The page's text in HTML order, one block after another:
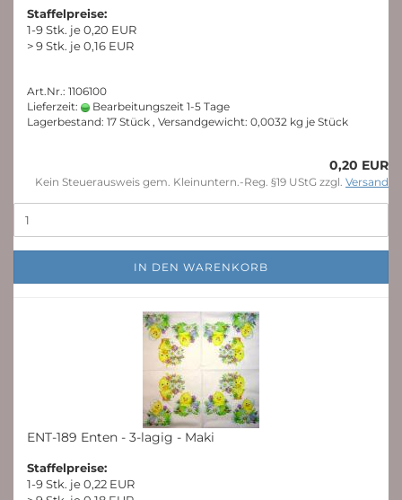
Staffelpreise:
1-9 Stk. je 0,20 EUR
> 9 Stk. je 0,16 EUR
Art.Nr.: 1106100
Lieferzeit:
Bearbeitungszeit 1-5 Tage
Lagerbestand: 17 Stück , Versandgewicht: 0,0032 kg je Stück
0,20 EUR
Kein Steuerausweis gem. Kleinuntern.-Reg. §19 UStG zzgl. Versand
IN DEN WARENKORB
ENT-189 Enten - 3-lagig - Maki
Staffelpreise:
1-9 Stk. je 0,22 EUR